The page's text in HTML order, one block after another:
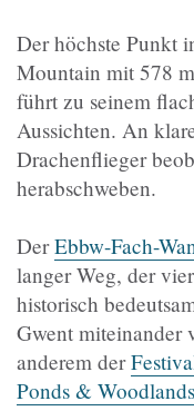
Der höchste Punkt
Mountain mit 578
führt zu seinem
Aussichten. An
Drachenflieger
herabschweben.
DerEbbw-Fach-
langer Weg, der
historisch
Gwent miteinander
anderem der
Ponds & Woodlands